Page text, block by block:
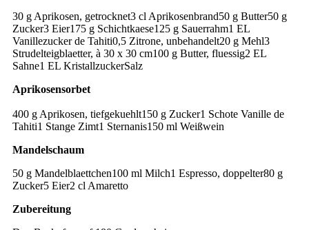
30 g Aprikosen, getrocknet3 cl Aprikosenbrand50 g Butter50 g
Zucker3 Eier175 g Schichtkaese125 g Sauerrahm1 EL
Vanillezucker de Tahiti0,5 Zitrone, unbehandelt20 g Mehl3
Strudelteigblaetter, à 30 x 30 cm100 g Butter, fluessig2 EL
Sahne1 EL KristallzuckerSalz
Aprikosensorbet
400 g Aprikosen, tiefgekuehlt150 g Zucker1 Schote Vanille de
Tahiti1 Stange Zimt1 Sternanis150 ml Weißwein
Mandelschaum
50 g Mandelblaettchen100 ml Milch1 Espresso, doppelter80 g
Zucker5 Eier2 cl Amaretto
Zubereitung